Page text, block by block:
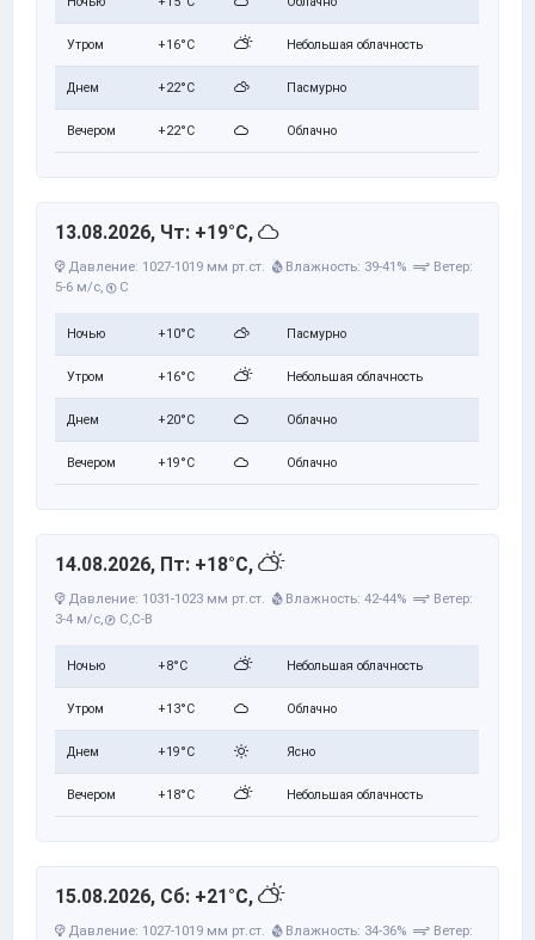
Утром +16°C Небольшая облачность
Днем +22°C Пасмурно
Вечером +22°C Облачно
13.08.2026, Чт: +19°C,
Давление: 1027-1019 мм рт.ст. Влажность: 39-41%
Ветер:
5-6 м/с, С
Ночью +10°C Пасмурно
Утром +16°C Небольшая облачность
Днем +20°C Облачно
Вечером +19°C Облачно
14.08.2026, Пт: +18°C,
Давление: 1031-1023 мм рт.ст. Влажность: 42-44%
Ветер:
3-4 м/с,
С,С-В
Ночью +8°C Небольшая облачность
Утром +13°C Облачно
Днем +19°C Ясно
Вечером +18°C Небольшая облачность
15.08.2026, Сб: +21°C,
Давление: 1027-1019 мм рт.ст. Влажность: 34-36%
Ветер: